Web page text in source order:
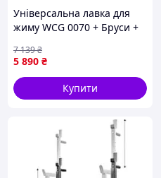
Універсальна лавка для
жиму WCG 0070 + Бруси +
5 890 ₴
7 139₴
Купити